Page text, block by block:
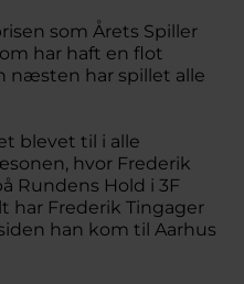
som Årets Spiller
har haft en flot
næsten har spillet alle
blevet til i alle
hvor Frederik
Rundens Hold i 3F
har Frederik Tingager
han kom til Aarhus